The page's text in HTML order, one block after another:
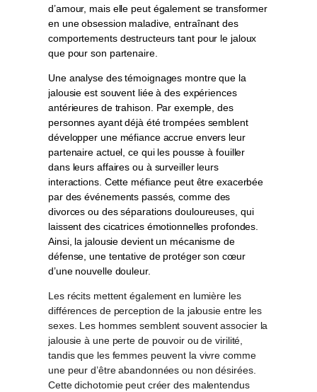
d’amour, mais elle peut également se transformer
en une obsession maladive, entraînant des
comportements destructeurs tant pour le jaloux
que pour son partenaire.
Une analyse des témoignages montre que la
jalousie est souvent liée à des expériences
antérieures de trahison. Par exemple, des
personnes ayant déjà été trompées semblent
développer une méfiance accrue envers leur
partenaire actuel, ce qui les pousse à fouiller
dans leurs affaires ou à surveiller leurs
interactions. Cette méfiance peut être exacerbée
par des événements passés, comme des
divorces ou des séparations douloureuses, qui
laissent des cicatrices émotionnelles profondes.
Ainsi, la jalousie devient un mécanisme de
défense, une tentative de protéger son cœur
d’une nouvelle douleur.
Les récits mettent également en lumière les
différences de perception de la jalousie entre les
sexes. Les hommes semblent souvent associer la
jalousie à une perte de pouvoir ou de virilité,
tandis que les femmes peuvent la vivre comme
une peur d’être abandonnées ou non désirées.
Cette dichotomie peut créer des malentendus